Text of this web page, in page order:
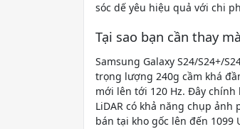
sóc dế yêu hiệu quả với chi
Tại sao bạn cần thay
Samsung Galaxy S24/S24+/
trọng lượng 240g cầm khá
mới lên tới 120 Hz. Đây chính
LiDAR có khả năng chụp
bán tại kho gốc lên đến 1099